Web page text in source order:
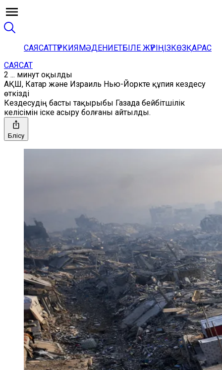
САЯСАТТҮРКИЯМӘДЕНИЕТБІЛЕ ЖҮРІҢІЗКӨЗҚАРАС
САЯСАТ
2 ... минут оқылды
АҚШ, Катар және Израиль Нью-Йоркте құпия кездесу
өткізді
Кездесудің басты тақырыбы Газада бейбітшілік
келісімін іске асыру болғаны айтылды.
Бөлісу